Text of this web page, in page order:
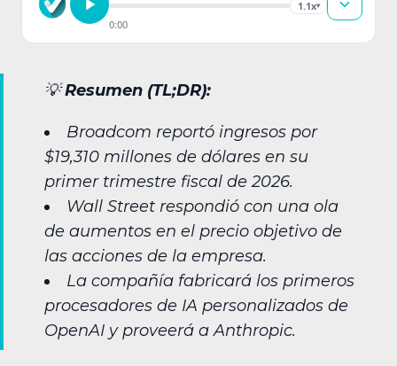
1.1x▾
0:00
💡Resumen (TL;DR):
Broadcom reportó ingresos por
$19,310 millones de dólares en su
primer trimestre fiscal de 2026.
Wall Street respondió con una ola
de aumentos en el precio objetivo de
las acciones de la empresa.
La compañía fabricará los primeros
procesadores de IA personalizados de
OpenAI y proveerá a Anthropic.